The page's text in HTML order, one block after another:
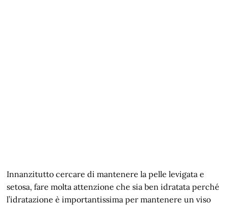
Innanzitutto cercare di mantenere la pelle levigata e
setosa, fare molta attenzione che sia ben idratata perché
l’idratazione è importantissima per mantenere un viso